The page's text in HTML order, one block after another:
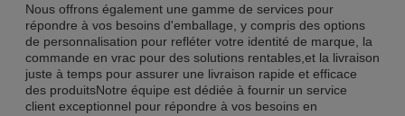
Nous offrons également une gamme de services pour
répondre à vos besoins d'emballage, y compris des options
de personnalisation pour refléter votre identité de marque, la
commande en vrac pour des solutions rentables,et la livraison
juste à temps pour assurer une livraison rapide et efficace
des produitsNotre équipe est dédiée à fournir un service
client exceptionnel pour répondre à vos besoins en